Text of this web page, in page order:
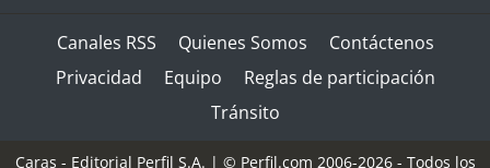
Canales RSS Quienes Somos
Contáctenos
Privacidad
Equipo
Reglas de participación
Tránsito
Caras - Editorial Perfil S.A. | © Perfil.com 2006-2026 - Todos los